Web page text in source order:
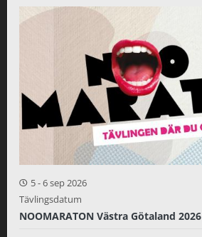
5-6 sep 2026
Tävlingsdatum
NOOMARATON Västra Götaland 2026